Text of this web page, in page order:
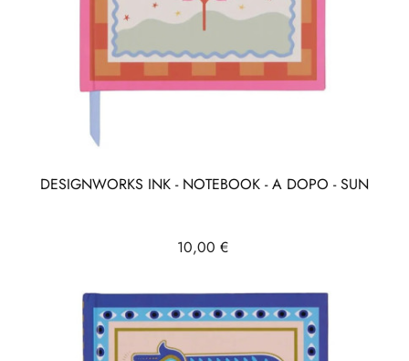
DESIGNWORKS INK - NOTEBOOK - A DOPO - SUN
Prix
10,00 €